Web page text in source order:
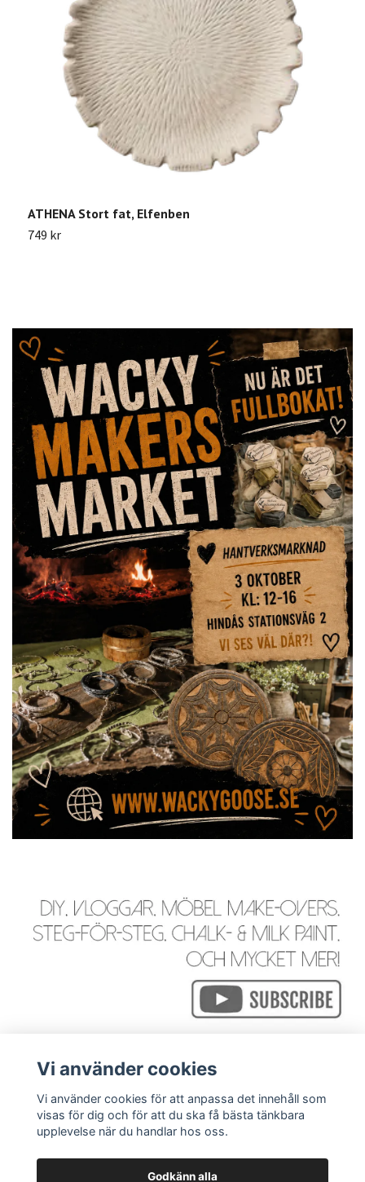
ATHENA Stort fat, Elfenben
749 kr
Läs mer
Vi använder cookies
Vi använder cookies för att anpassa det innehåll som
visas för dig och för att du ska få bästa tänkbara
upplevelse när du handlar hos oss.
Godkänn alla